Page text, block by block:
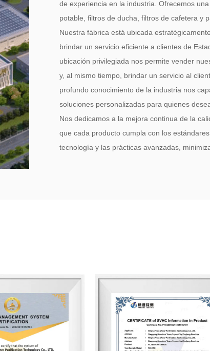
de experiencia en la industria. Ofrecemos
potable, filtros de ducha, filtros de cafetera y
Nuestra fábrica está ubicada
brindar un servicio eficiente a clientes de
ubicación privilegiada nos permite vender
y, al mismo tiempo, brindar un servicio al
profundo conocimiento de la industria nos
soluciones personalizadas para quienes
Nos dedicamos a la mejora continua de la
que cada producto cumpla con los
tecnología y las prácticas avanzadas,